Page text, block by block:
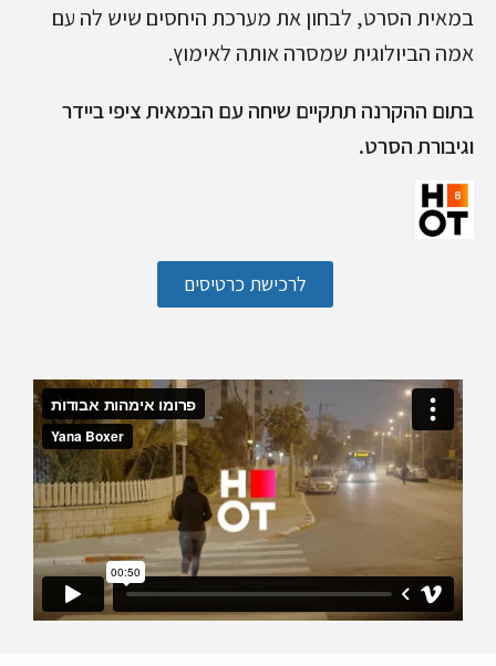
במאית הסרט, לבחון את מערכת היחסים שיש לה עם
אמה הביולוגית שמסרה אותה לאימוץ.
בתום ההקרנה תתקיים שיחה עם הבמאית ציפי ביידר
וגיבורת הסרט.
לרכישת כרטיסים